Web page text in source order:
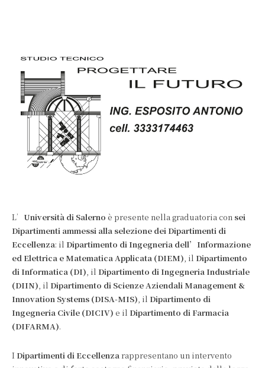
L’ Università di Salerno è presente nella graduatoria con sei
Dipartimenti ammessi alla selezione dei Dipartimenti di
Eccellenza: il Dipartimento di Ingegneria dell’Informazione
ed Elettrica e Matematica Applicata (DIEM), il Dipartimento
di Informatica (DI), il Dipartimento di Ingegneria Industriale
(DIIN), il Dipartimento di Scienze Aziendali Management &
Innovation Systems (DISA-MIS), il Dipartimento di
Ingegneria Civile (DICIV) e il Dipartimento di Farmacia
(DIFARMA).
I Dipartimenti di Eccellenzarappresentano un intervento